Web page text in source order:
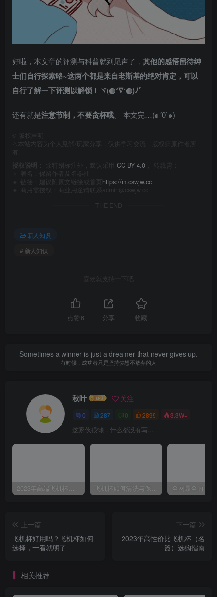
​好啦，本文章的评测与科普就到尾声了， 其他的感悟留待绅
士们自行探索咯~这两个都是来自老斯基的绝对肯定，可以
自行了解一下评测以解锁！ヾ(◍°∇°◍)ﾉﾞ
还有就是注意节制，不要贪杯哦。 本文完…(๑´0`๑)
版权声明
⚠️本站内容为个人见解/玩家分享，仅供学习交流，版权归原作者所
有。
授权说明：
除特别标注外，默认采用 CC BY 4.0 ， 转载需：
🔹 署名：保留作者及 名器社
🔹 链接：建议附原文链接或首页 https://m.cswjw.cc
🔹 商用需授权：商业用途请联系admin@cswjw.cc
THE END
新人知识
# 新人知识
喜欢就支持一下吧
点赞 6 分享 收藏
Sometimes a winner is just a dreamer that never gives up.
有时候，成功者只是坚持梦想不放弃的人
秋叶 关注
0 287 0 2899 3.3W+
这家伙很懒，什么都没有写...
2023年高端飞机杯（名器）选购指南~~ 老司机着重测评一些品牌、各价位、具有代表性的主流飞机杯名器！萌新避坑必看 飞机杯如何清洗与保养？撸后不理小心发霉烂鸡鸡
上一篇
飞机杯好用吗？飞机杯如何
选择，一看就明了
下一篇
2023年高性价比飞机杯（名
器）选购指南
相关推荐